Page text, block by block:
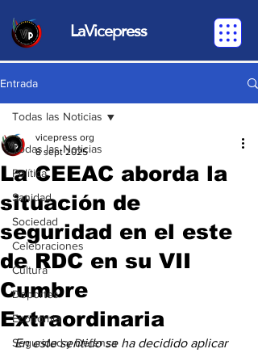
LaVicepress
Entrada
Todas las Noticias
Política
Sanidad
Sociedad
Celebraciones
Cultura
Deportes
Economia
Seguridad y Defensa
Todas las Noticias
La CEEAC aborda la
situación de
seguridad en el este
de RDC en su VII
Cumbre
Extraordinaria
vicepress org
8 sept 2025
En este sentido se ha decidido aplicar